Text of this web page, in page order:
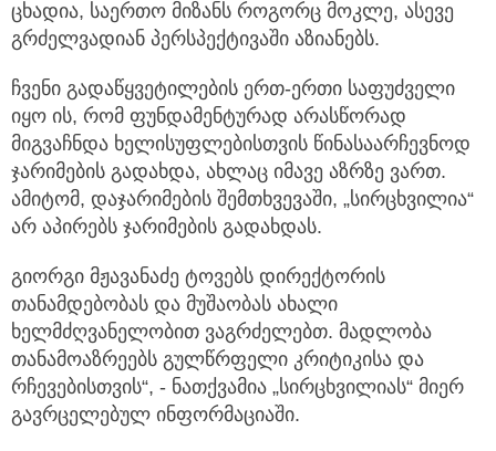
ცხადია, საერთო მიზანს როგორც მოკლე, ასევე
გრძელვადიან პერსპექტივაში აზიანებს.
ჩვენი გადაწყვეტილების ერთ-ერთი საფუძველი
იყო ის, რომ ფუნდამენტურად არასწორად
მიგვაჩნდა ხელისუფლებისთვის წინასაარჩევნოდ
ჯარიმების გადახდა, ახლაც იმავე აზრზე ვართ.
ამიტომ, დაჯარიმების შემთხვევაში, „სირცხვილია“
არ აპირებს ჯარიმების გადახდას.
გიორგი მჟავანაძე ტოვებს დირექტორის
თანამდებობას და მუშაობას ახალი
ხელმძღვანელობით ვაგრძელებთ. მადლობა
თანამოაზრეებს გულწრფელი კრიტიკისა და
რჩევებისთვის“, - ნათქვამია „სირცხვილიას“ მიერ
გავრცელებულ ინფორმაციაში.